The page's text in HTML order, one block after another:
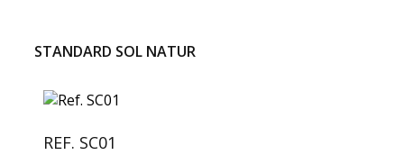
STANDARD SOL NATUR
REF. SC01